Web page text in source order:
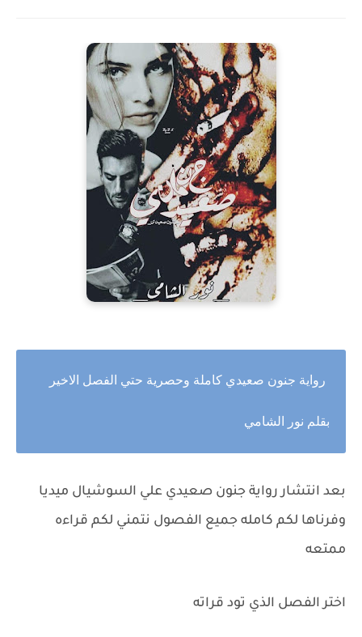
رواية جنون صعيدي كاملة وحصرية حتي الفصل الاخير
بقلم نور الشامي
بعد انتشار رواية جنون صعيدي علي السوشيال ميديا
وفرناها لكم كامله جميع الفصول نتمني لكم قراءه
ممتعه
اختر الفصل الذي تود قراته